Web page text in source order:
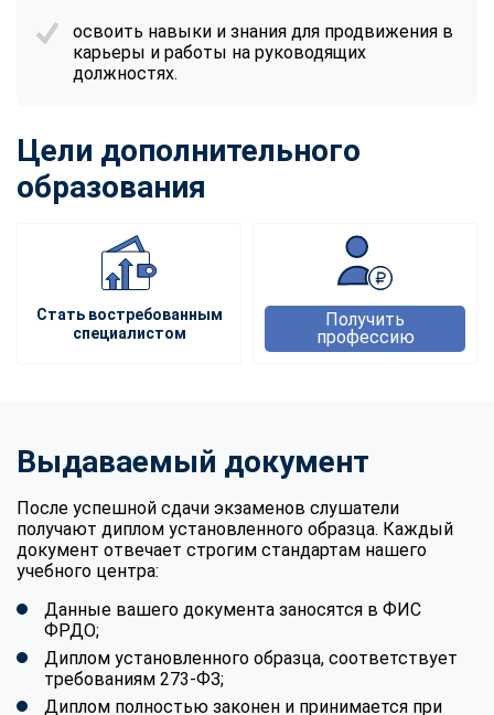
освоить навыки и знания для продвижения в
карьеры и работы на руководящих
должностях.
Цели дополнительного
образования
Стать востребованным
специалистом
Получить
профессию
Выдаваемый документ
После успешной сдачи экзаменов слушатели
получают диплом установленного образца. Каждый
документ отвечает строгим стандартам нашего
учебного центра:
Данные вашего документа заносятся в ФИС
ФРДО;
Диплом установленного образца, соответствует
требованиям 273-ФЗ;
Диплом полностью законен и принимается при